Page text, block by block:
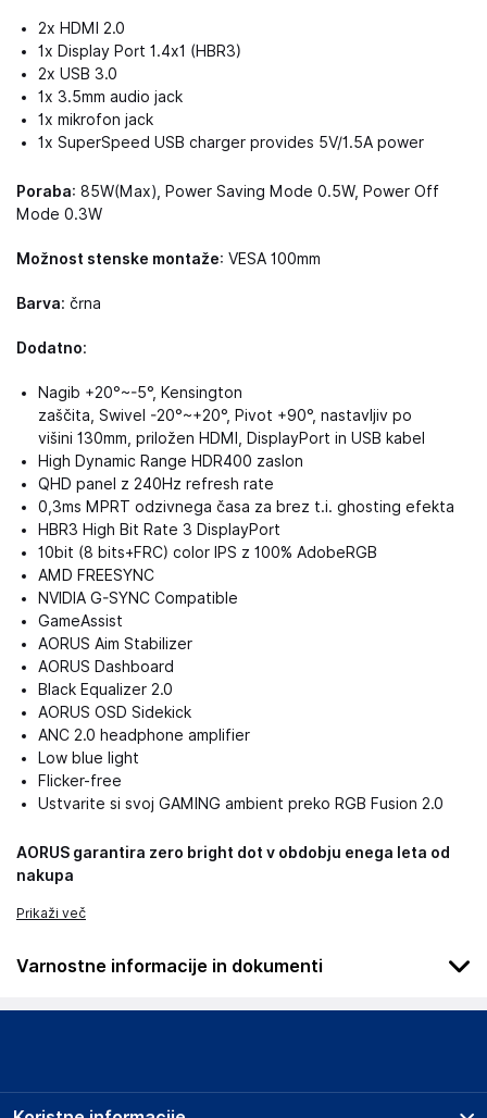
2x HDMI 2.0
1x Display Port 1.4x1 (HBR3)
2x USB 3.0
1x 3.5mm audio jack
1x mikrofon jack
1x SuperSpeed USB charger provides 5V/1.5A power
Poraba: 85W(Max), Power Saving Mode 0.5W, Power Off
Mode 0.3W
Možnost stenske montaže: VESA 100mm
Barva: črna
Dodatno:
Nagib +20°~-5°, Kensington
zaščita, Swivel -20°~+20°, Pivot +90°, nastavljiv po
višini 130mm, priložen HDMI, DisplayPort in USB kabel
High Dynamic Range HDR400 zaslon
QHD panel z 240Hz refresh rate
0,3ms MPRT odzivnega časa za brez t.i. ghosting efekta
HBR3 High Bit Rate 3 DisplayPort
10bit (8 bits+FRC) color IPS z 100% AdobeRGB
AMD FREESYNC
NVIDIA G-SYNC Compatible
GameAssist
AORUS Aim Stabilizer
AORUS Dashboard
Black Equalizer 2.0
AORUS OSD Sidekick
ANC 2.0 headphone amplifier
Low blue light
Flicker-free
Ustvarite si svoj GAMING ambient preko RGB Fusion 2.0
AORUS garantira zero bright dot v obdobju enega leta od
nakupa
Prikaži več
Varnostne informacije in dokumenti
Podatki o proizvajalcu